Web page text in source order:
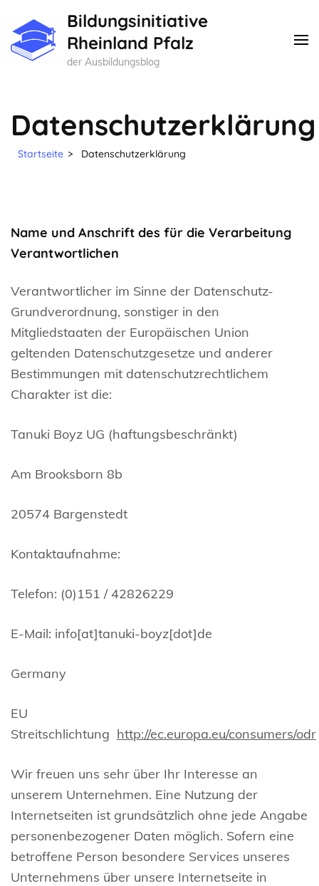
Inhalt
springen
Bildungsinitiative
Rheinland Pfalz
der Ausbildungsblog
Datenschutzerklärung
Startseite > Datenschutzerklärung
Name und Anschrift des für die Verarbeitung
Verantwortlichen
Verantwortlicher im Sinne der Datenschutz-
Grundverordnung, sonstiger in den
Mitgliedstaaten der Europäischen Union
geltenden Datenschutzgesetze und anderer
Bestimmungen mit datenschutzrechtlichem
Charakter ist die:
Tanuki Boyz UG (haftungsbeschränkt)
Am Brooksborn 8b
20574 Bargenstedt
Kontaktaufnahme:
Telefon: (0)151 / 42826229
E-Mail: info[at]tanuki-boyz[dot]de
Germany
EU
Streitschlichtung http://ec.europa.eu/consumers/odr
Wir freuen uns sehr über Ihr Interesse an
unserem Unternehmen. Eine Nutzung der
Internetseiten ist grundsätzlich ohne jede Angabe
personenbezogener Daten möglich. Sofern eine
betroffene Person besondere Services unseres
Unternehmens über unsere Internetseite in